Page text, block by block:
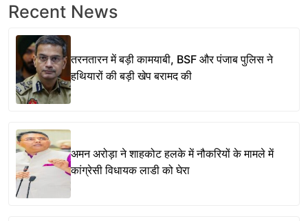
Recent News
तरनतारन में बड़ी कामयाबी, BSF और पंजाब पुलिस ने
हथियारों की बड़ी खेप बरामद की
अमन अरोड़ा ने शाहकोट हलके में नौकरियों के मामले में
कांग्रेसी विधायक लाडी को घेरा